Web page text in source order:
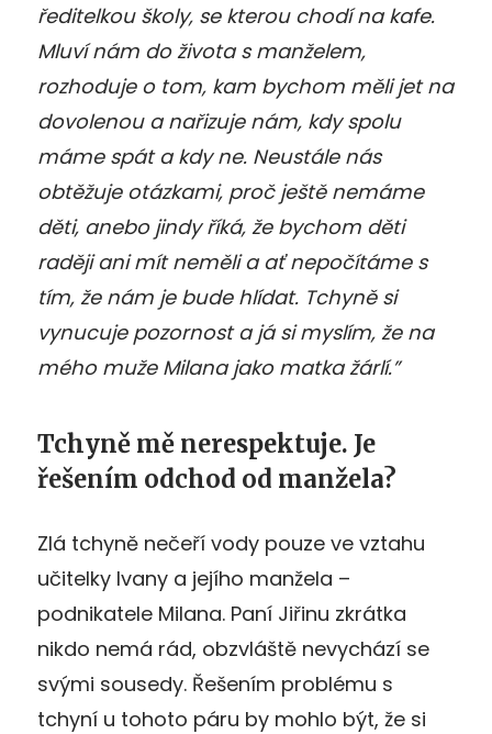
ředitelkou školy, se kterou chodí na kafe.
Mluví nám do života s manželem,
rozhoduje o tom, kam bychom měli jet na
dovolenou a nařizuje nám, kdy spolu
máme spát a kdy ne. Neustále nás
obtěžuje otázkami, proč ještě nemáme
děti, anebo jindy říká, že bychom děti
raději ani mít neměli a ať nepočítáme s
tím, že nám je bude hlídat. Tchyně si
vynucuje pozornost a já si myslím, že na
mého muže Milana jako matka žárlí.”
Tchyně mě nerespektuje. Je
řešením odchod od manžela?
Zlá tchyně nečeří vody pouze ve vztahu
učitelky Ivany a jejího manžela –
podnikatele Milana. Paní Jiřinu zkrátka
nikdo nemá rád, obzvláště nevychází se
svými sousedy. Řešením problému s
tchyní u tohoto páru by mohlo být, že si